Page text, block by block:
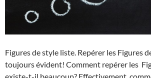
Figures de style liste. Repérer les Figures
toujours évident! Comment repérer les